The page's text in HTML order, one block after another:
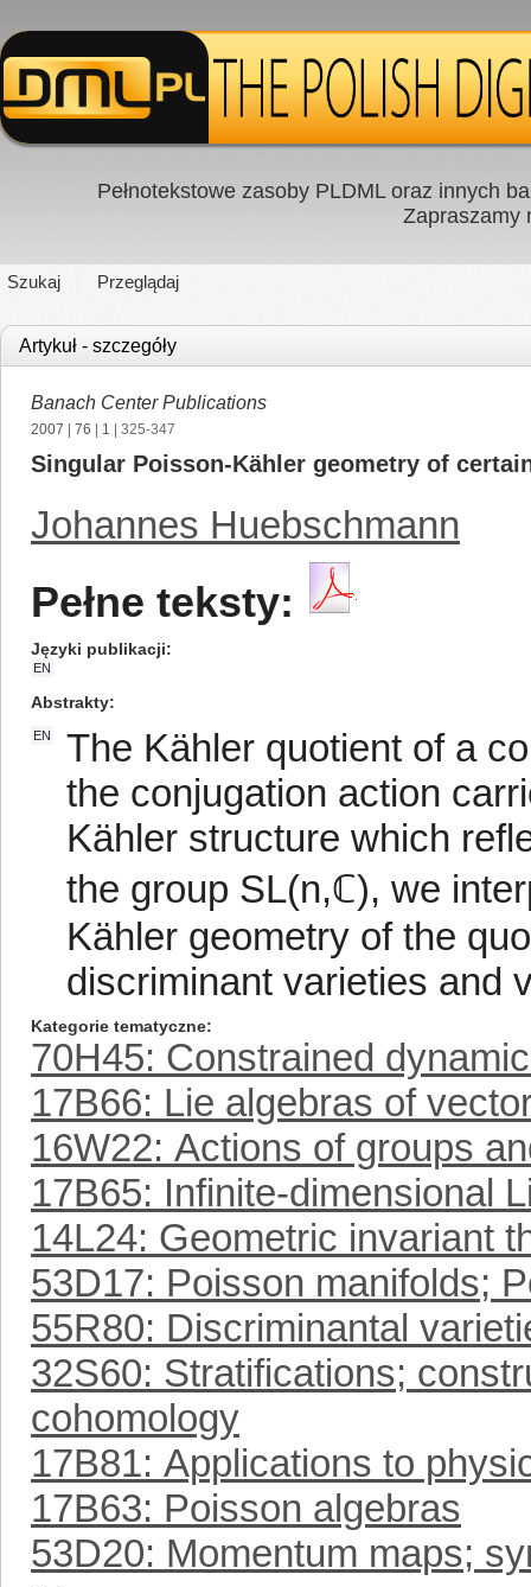
Pełnotekstowe zasoby PLDML oraz innych
Zapraszamy
Szukaj Przeglądaj
Artykuł - szczegóły
Banach Center Publications
2007 76 1 | 325-347
Singular Poisson-Kähler geometry of
Johannes Huebschmann
Pełne teksty:
Języki publikacji
EN
Abstrakty
EN
The Kähler quotient of a
the conjugation action
Kähler structure which
the group SL(n,ℂ), we
Kähler geometry of the
discriminant varieties and
Kategorie tematyczne
70H45: Constrained
17B66: Lie algebras of
16W22: Actions of groups
17B65: Infinite-dimensional
14L24: Geometric invariant
53D17: Poisson manifolds;
55R80: Discriminantal
32S60: Stratifications;
cohomology
17B81: Applications to
17B63: Poisson algebras
53D20: Momentum maps;